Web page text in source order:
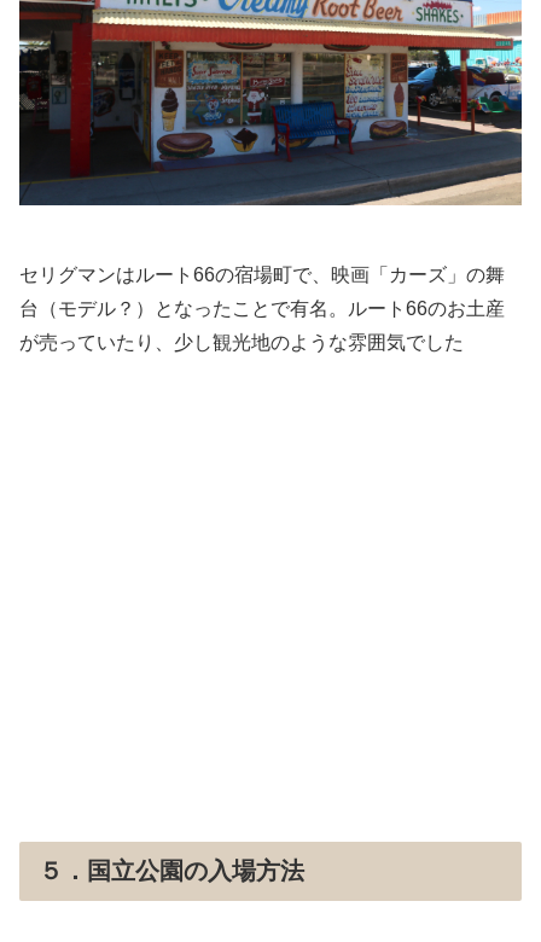
セリグマンはルート66の宿場町で、映画「カーズ」の舞
台（モデル？）となったことで有名。ルート66のお土産
が売っていたり、少し観光地のような雰囲気でした
５．国立公園の入場方法